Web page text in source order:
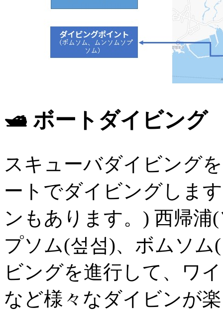
🛥️ ボートダイビング
スキューバダイビング
ートでダイビングしま
ンもあります。) 西帰
プソム(섶섬)、ボムソ
ビングを進行して、ワ
など様々なダイビンが